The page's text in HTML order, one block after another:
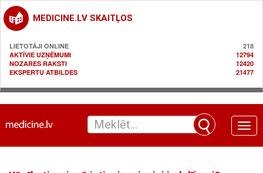
MEDICINE.LV SKAITĻOS
LIETOTĀJI ONLINE
218
AKTĪVIE UZŅĒMUMI
12794
NOZARES RAKSTI
12420
EKSPERTU ATBILDES
21477
Toggle